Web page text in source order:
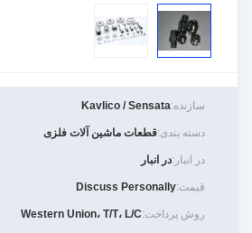
سازنده:Kavlico / Sensata
دسته بندی:قطعات ماشین آلات فلزی
در انبار:در انبار
قیمت:Discuss Personally
روش پرداخت:Western Union، T/T، L/C